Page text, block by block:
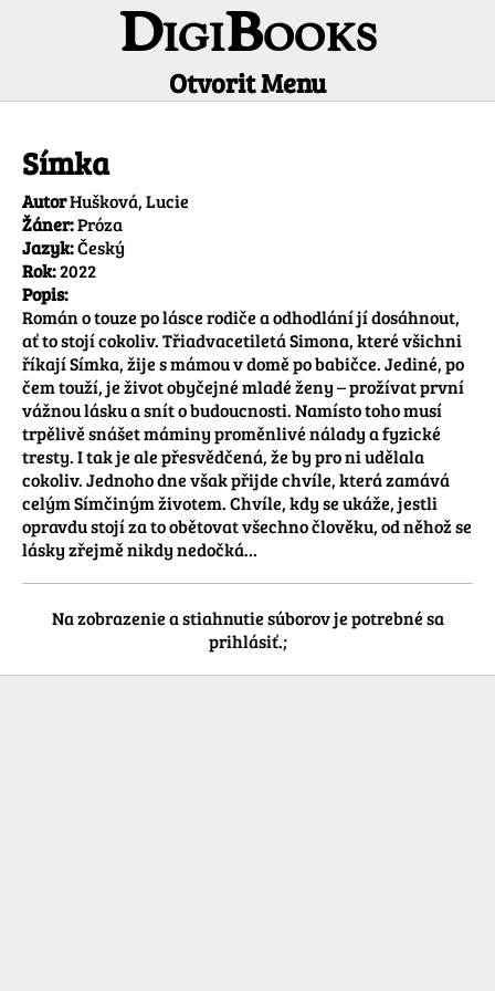
DigiBooks
Otvorit Menu
Símka
AutorHušková, Lucie
Žáner:Próza
Jazyk:Český
Rok:2022
Popis:
Román o touze po lásce rodiče a odhodlání jí dosáhnout,
ať to stojí cokoliv. Třiadvacetiletá Simona, které všichni
říkají Símka, žije s mámou v domě po babičce. Jediné, po
čem touží, je život obyčejné mladé ženy – prožívat první
vážnou lásku a snít o budoucnosti. Namísto toho musí
trpělivě snášet máminy proměnlivé nálady a fyzické
tresty. I tak je ale přesvědčená, že by pro ni udělala
cokoliv. Jednoho dne však přijde chvíle, která zamává
celým Símčiným životem. Chvíle, kdy se ukáže, jestli
opravdu stojí za to obětovat všechno člověku, od něhož se
lásky zřejmě nikdy nedočká…
Na zobrazenie a stiahnutie súborov je potrebné sa
prihlásiť.;